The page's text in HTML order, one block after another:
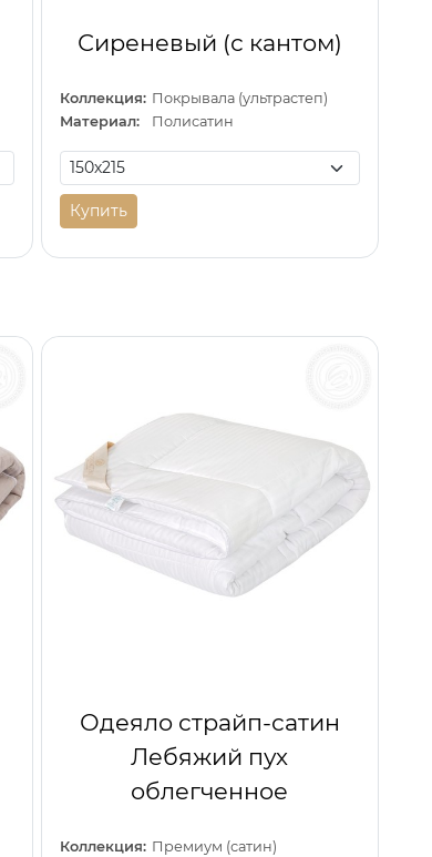
Сиреневый (с кантом)
Коллекция: Покрывала (ультрастеп)
Материал:
Полисатин
Купить
Одеяло страйп-сатин
Лебяжий пух
облегченное
Коллекция: Премиум (сатин)